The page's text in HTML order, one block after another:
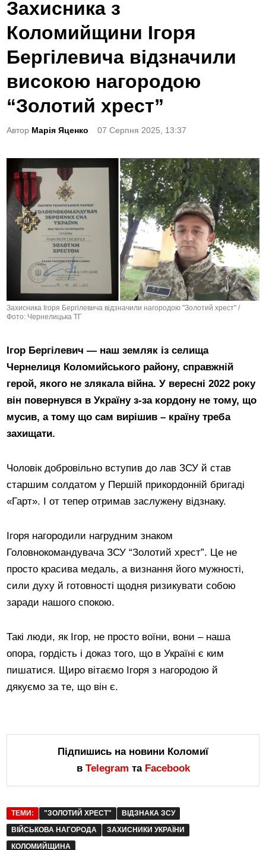
s
e
d
n
Захисника з
Коломийщини Ігоря
Бергілевича відзначили
високою нагородою
“Золотий хрест”
Автор Марія Яценко 07 Серпня 2025, 13:37
Захисника Ігоря Бергілевича відзначили нагородою "Золотий хрест" /
Фото: Чернелицька ТГ
Ігор Бергілевич — наш земляк із селища
Чернелиця Коломийського району, справжній
герой, якого не злякала війна. У вересні 2022 року
він повернувся в Україну з-за кордону не тому, що
мусив, а тому що сам вирішив – країну треба
захищати.
Чоловік добровільно вступив до лав ЗСУ й став
старшим солдатом у Першій прикордонній бригаді
«Гарт». І от тепер отримав заслужену відзнаку.
Ігоря нагородили нагрудним знаком
Головнокомандувача ЗСУ “Золотий хрест”. Це не
просто красива медаль, а визнання його мужності,
сили духу й готовності щодня ризикувати собою
заради нашого спокою.
Такі люди, як Ігор, не просто воїни, вони – наша
опора, гордість і доказ того, що в Україні є ким
пишатися. Щиро вітаємо Ігоря з нагородою й
дякуємо за те, що він є.
Підпишись на новини Коломиї
в Telegram та Facebook
ТЕМИ: "ЗОЛОТИЙ ХРЕСТ"
ВІДЗНАКА ЗСУ
ВІЙСЬКОВА НАГОРОДА
ЗАХИСНИКИ УКРАЇНИ
КОЛОМИЙЩИНА